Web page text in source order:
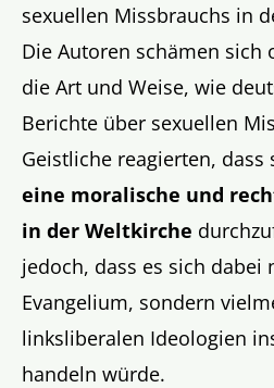
sexuellen Missbrauchs in
Die Autoren schämen sich
die Art und Weise, wie
Berichte über sexuellen
Geistliche reagierten, dass
eine moralische und
in der Weltkirche
jedoch, dass es sich dabei
Evangelium, sondern
linksliberalen Ideologien
handeln würde.